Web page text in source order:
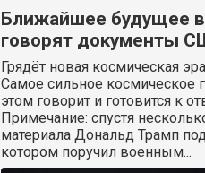
Ближайшее будущее
говорят документы
Грядёт новая космическая
Самое сильное космическое
этом говорит и готовится к
Примечание: спустя
материала Дональд Трамп
котором поручил военным...